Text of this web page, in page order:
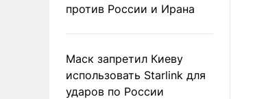
против России и Ирана
Маск запретил Киеву
использовать Starlink для
ударов по России